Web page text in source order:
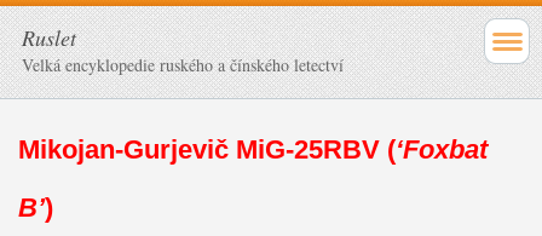
Ruslet
Velká encyklopedie ruského a čínského letectví
Mikojan-Gurjevič MiG-25RBV (‘Foxbat
B’)